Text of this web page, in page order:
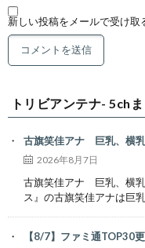
新しい投稿をメールで受け取
トリビアンテナ- 5ch
古旗笑佳アナ 巨乳、横乳
2026年8月7日
古旗笑佳アナ 巨乳、横
ス』の古旗笑佳アナは巨
【8/7】ファミ通TOP30